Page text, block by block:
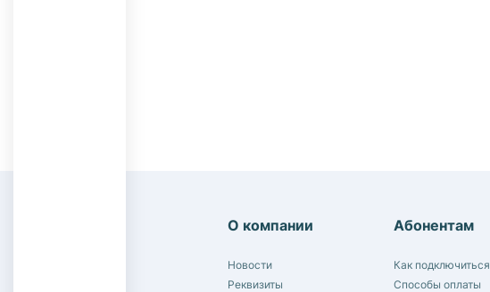
О компании
Новости
Реквизиты
Абонентам
Как подключиться
Способы оплаты